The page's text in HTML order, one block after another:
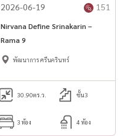
2026-06-19 151
Nirvana Define Srinakarin –
Rama 9
พัฒนาการ ศรีนครินทร์
30.90ตร.ว. ชั้น3
3 ห้อง 4 ห้อง